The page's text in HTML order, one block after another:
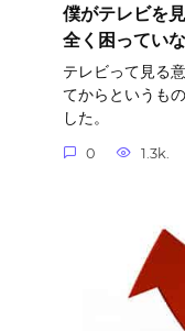
僕がテレビを
全く困ってい
テレビって見る
てからというも
した。
0 1.3k.